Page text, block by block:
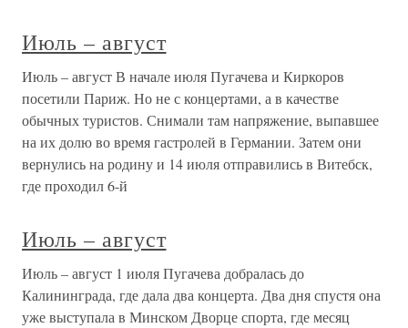
Июль – август
Июль – август В начале июля Пугачева и Киркоров
посетили Париж. Но не с концертами, а в качестве
обычных туристов. Снимали там напряжение, выпавшее
на их долю во время гастролей в Германии. Затем они
вернулись на родину и 14 июля отправились в Витебск,
где проходил 6-й
Июль – август
Июль – август 1 июля Пугачева добралась до
Калининграда, где дала два концерта. Два дня спустя она
уже выступала в Минском Дворце спорта, где месяц